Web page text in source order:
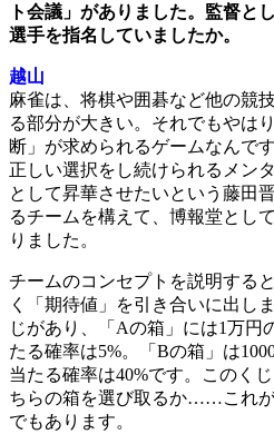
ト会議」がありました。監督と
選手を指名していましたか。
越山
麻雀は、将棋や囲碁など他の競
る部分が大きい。それでもやは
断」が求められるゲームなんで
正しい選択をし続けられるメン
として昇華させたいという藤田
るチームを構えて、博報堂とし
りました。
チームのコンセプトを説明する
く「期待値」を引き合いに出し
じがあり、「Aの箱」には1万円
たる確率は5%。「Bの箱」は
当たる確率は40%です。このく
ちらの箱を選び取るか……これ
でもあります。